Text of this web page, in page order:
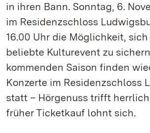
in ihren Bann. Sonntag, 6.
im Residenzschloss
16.00 Uhr die Möglichkeit,
beliebte Kulturevent zu
kommenden Saison finden
Konzerte im Residenzschloss
statt – Hörgenuss trifft
früher Ticketkauf lohnt sich.